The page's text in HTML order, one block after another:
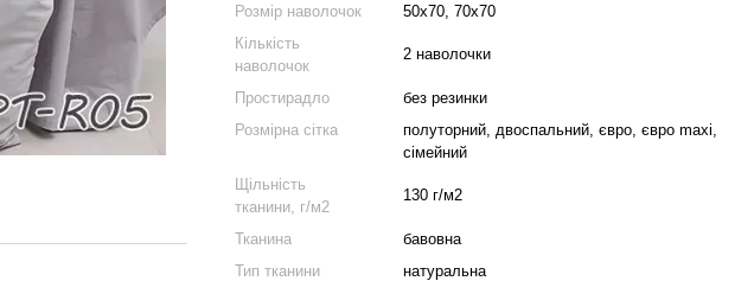
Розмір наволочок
50x70, 70x70
Кількість
наволочок
2 наволочки
Простирадло
без резинки
Розмірна сітка
полуторний, двоспальний, євро, євро maxi,
сімейний
Щільність
тканини, г/м2
130 г/м2
Тканина
бавовна
Тип тканини
натуральна